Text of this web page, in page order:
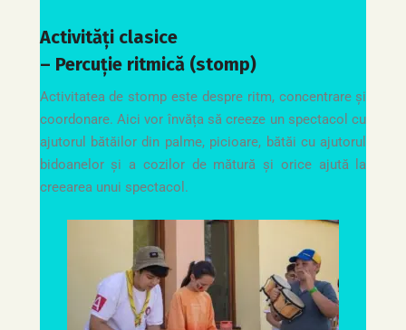
Activități clasice
– Percuție ritmică (stomp)
Activitatea de stomp este despre ritm, concentrare și
coordonare. Aici vor învăța să creeze un spectacol cu
ajutorul bătăilor din palme, picioare, bătăi cu ajutorul
bidoanelor și a cozilor de mătură și orice ajută la
creearea unui spectacol.